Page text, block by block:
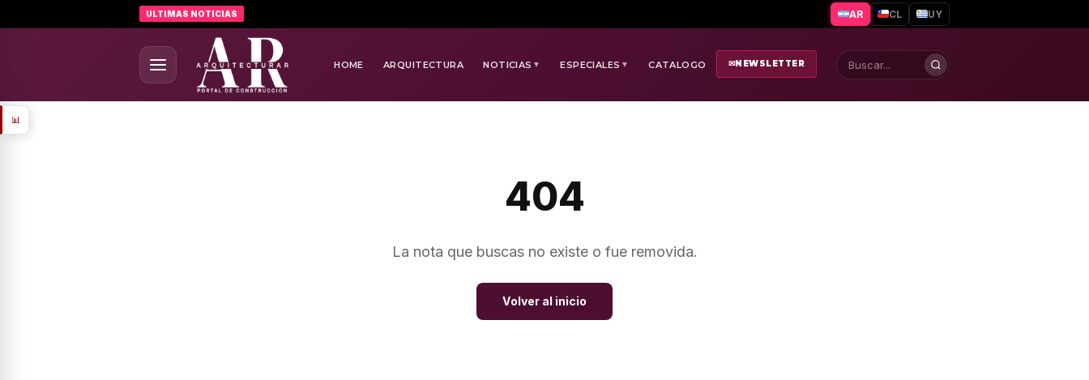
ULTIMAS NOTICIAS AR CL UY
HOME ARQUITECTURA NOTICIAS ▼ ESPECIALES ▼ CATALOGO ✉NEWSLETTER
404
La nota que buscas no existe o fue removida.
Volver al inicio
📊